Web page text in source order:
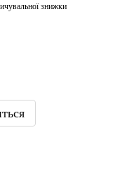
знижки